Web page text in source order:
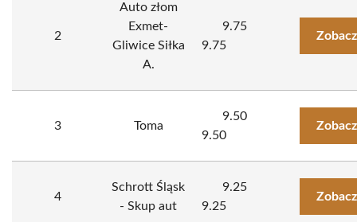
2
Auto złom
Exmet-
Gliwice Siłka
A.
9.75
9.75
3 Toma
9.50
9.50
4
Schrott Śląsk
- Skup aut
9.25
9.25